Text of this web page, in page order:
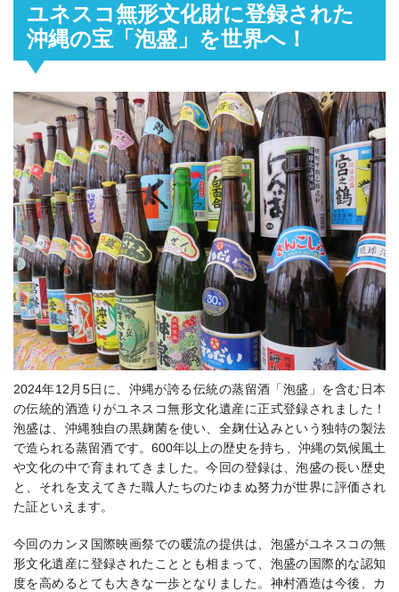
ユネスコ無形文化財に登録された
沖縄の宝「泡盛」を世界へ！
2024年12月5日に、沖縄が誇る伝統の蒸留酒「泡盛」を含む日本
の伝統的酒造りがユネスコ無形文化遺産に正式登録されました！
泡盛は、沖縄独自の黒麹菌を使い、全麹仕込みという独特の製法
で造られる蒸留酒です。600年以上の歴史を持ち、沖縄の気候風土
や文化の中で育まれてきました。今回の登録は、泡盛の長い歴史
と、それを支えてきた職人たちのたゆまぬ努力が世界に評価され
た証といえます。
今回のカンヌ国際映画祭での暖流の提供は、泡盛がユネスコの無
形文化遺産に登録されたこととも相まって、泡盛の国際的な認知
度を高めるとても大きな一歩となりました。神村酒造は今後、カ